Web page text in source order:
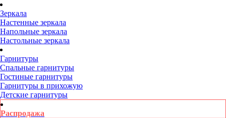
Зеркала
Настенные зеркала
Напольные зеркала
Настольные зеркала
Гарнитуры
Спальные гарнитуры
Гостиные гарнитуры
Гарнитуры в прихожую
Детские гарнитуры
Распродажа